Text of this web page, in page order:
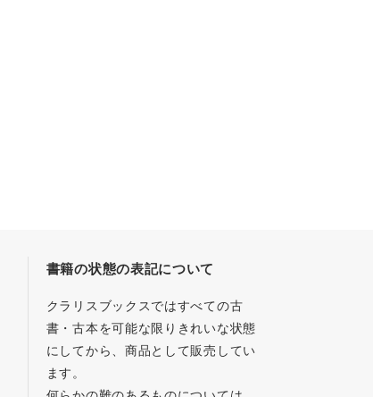
書籍の状態の表記について
クラリスブックスではすべての古
書・古本を可能な限りきれいな状態
にしてから、商品として販売してい
ます。